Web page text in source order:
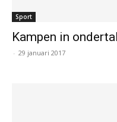
Sport
Kampen in
- 29 januari 2017